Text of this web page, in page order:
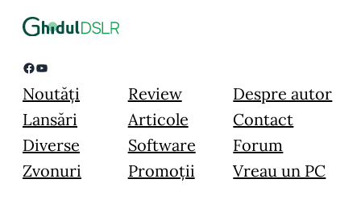
Facebook YouTube
Noutăți
Lansări
Diverse
Zvonuri
Review
Articole
Software
Promoții
Despre autor
Contact
Forum
Vreau un PC